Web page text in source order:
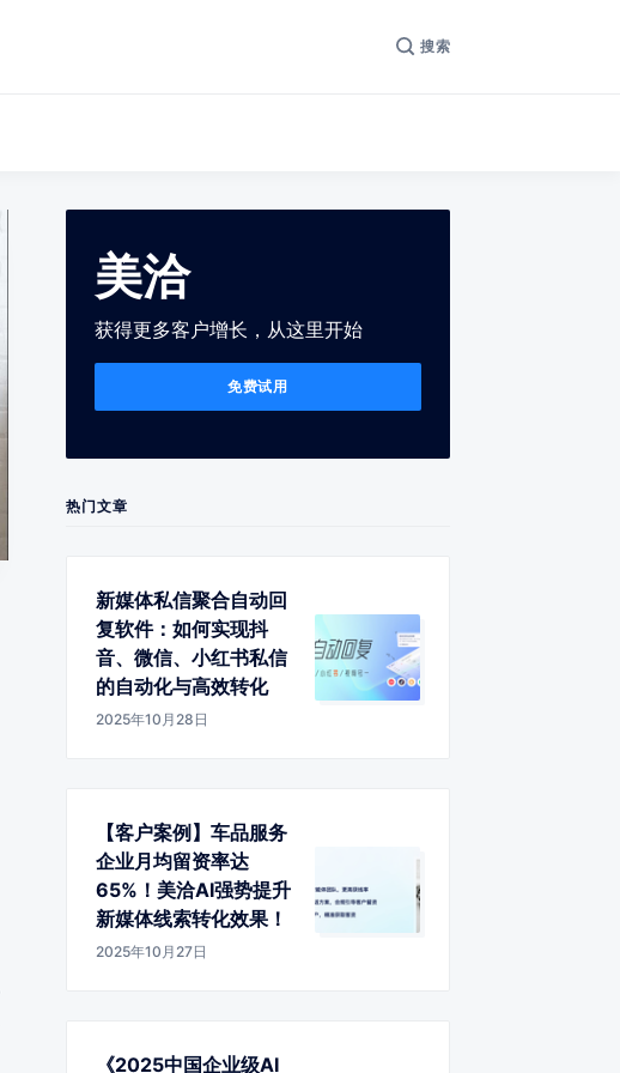
搜索
美洽
获得更多客户增长，从这里开始
免费试用
热门文章
新媒体私信聚合自动回
复软件：如何实现抖
音、微信、小红书私信
的自动化与高效转化
2025年10月28日
【客户案例】车品服务
企业月均留资率达
65%！美洽AI强势提升
新媒体线索转化效果！
2025年10月27日
《2025中国企业级AI